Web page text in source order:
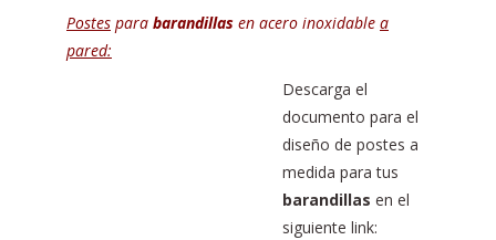
Postes para barandillas en acero inoxidable a
pared:
Descarga el
documento para el
diseño de postes a
medida para tus
barandillas en el
siguiente link: